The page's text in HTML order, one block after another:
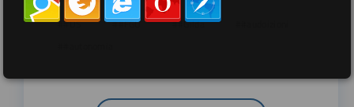
##DS ##FGU ##Gilda